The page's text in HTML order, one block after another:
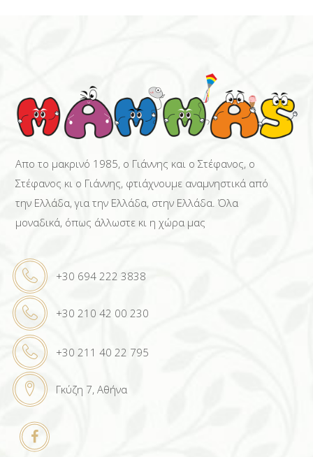
Απο το μακρινό 1985, ο Γιάννης και ο Στέφανος, ο
Στέφανος κι ο Γιάννης, φτιάχνουμε αναμνηστικά από
την Ελλάδα, για την Ελλάδα, στην Ελλάδα. Όλα
μοναδικά, όπως άλλωστε κι η χώρα μας
+30 694 222 3838
+30 210 42 00 230
+30 211 40 22 795
Γκύζη 7, Αθήνα